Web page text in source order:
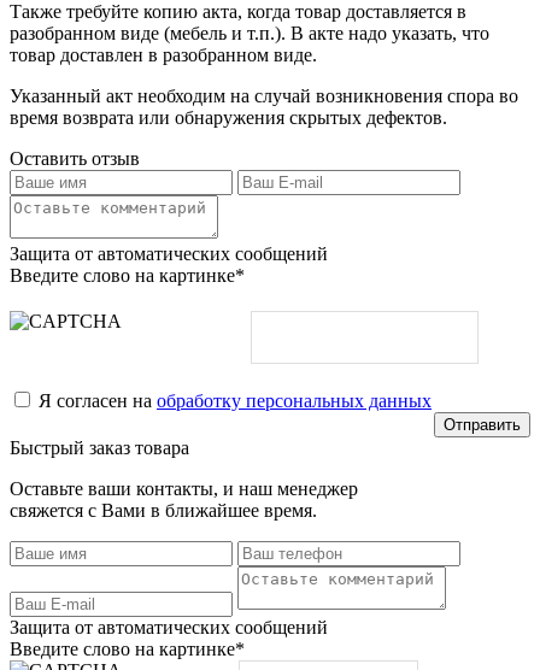
Также требуйте копию акта, когда товар доставляется в
разобранном виде (мебель и т.п.). В акте надо указать, что
товар доставлен в разобранном виде.
Указанный акт необходим на случай возникновения спора во
время возврата или обнаружения скрытых дефектов.
Оставить отзыв
Защита от автоматических сообщений
Введите слово на картинке*
Я согласен на обработку персональных данных
Быстрый заказ товара
Оставьте ваши контакты, и наш менеджер
свяжется с Вами в ближайшее время.
Защита от автоматических сообщений
Введите слово на картинке*